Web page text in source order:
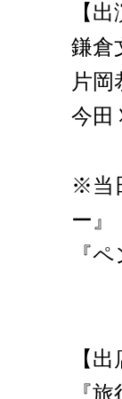
【出
鎌倉
片岡
今田
※当
ー』
『
【出
『旅